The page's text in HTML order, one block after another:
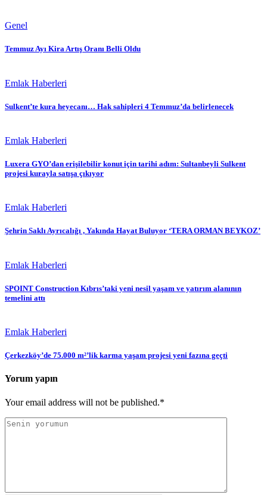
Genel
Temmuz Ayı Kira Artış Oranı Belli Oldu
Emlak Haberleri
Sulkent’te kura heyecanı… Hak sahipleri 4 Temmuz’da belirlenecek
Emlak Haberleri
Luxera GYO’dan erişilebilir konut için tarihi adım: Sultanbeyli Sulkent
projesi kurayla satışa çıkıyor
Emlak Haberleri
Şehrin Saklı Ayrıcalığı , Yakında Hayat Buluyor ‘TERA ORMAN BEYKOZ’
Emlak Haberleri
SPOINT Construction Kıbrıs’taki yeni nesil yaşam ve yatırım alanının
temelini attı
Emlak Haberleri
Çerkezköy’de 75.000 m²’lik karma yaşam projesi yeni fazına geçti
Yorum yapın
Your email address will not be published.*